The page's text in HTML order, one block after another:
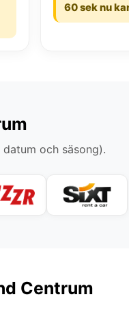
60 sek nu
och säsong).
Centrum